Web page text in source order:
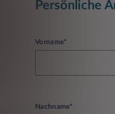
Persönliche
Vorname*
Nachname*